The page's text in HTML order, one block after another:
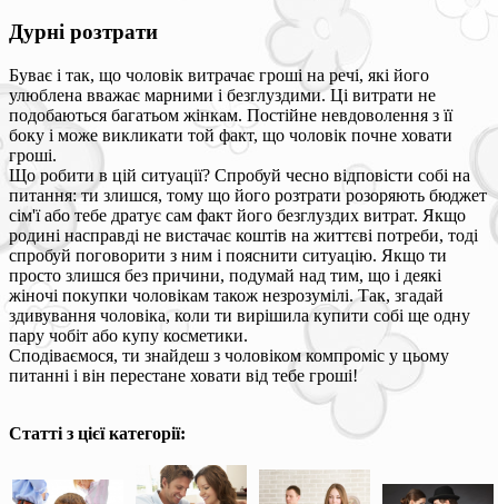
Дурні розтрати
Буває і так, що чоловік витрачає гроші на речі, які його
улюблена вважає марними і безглуздими. Ці витрати не
подобаються багатьом жінкам. Постійне невдоволення з її
боку і може викликати той факт, що чоловік почне ховати
гроші.
Що робити в цій ситуації? Спробуй чесно відповісти собі на
питання: ти злишся, тому що його розтрати розоряють бюджет
сім'ї або тебе дратує сам факт його безглуздих витрат. Якщо
родині насправді не вистачає коштів на життєві потреби, тоді
спробуй поговорити з ним і пояснити ситуацію. Якщо ти
просто злишся без причини, подумай над тим, що і деякі
жіночі покупки чоловікам також незрозумілі. Так, згадай
здивування чоловіка, коли ти вирішила купити собі ще одну
пару чобіт або купу косметики.
Сподіваємося, ти знайдеш з чоловіком компроміс у цьому
питанні і він перестане ховати від тебе гроші!
Статті з цієї категорії: